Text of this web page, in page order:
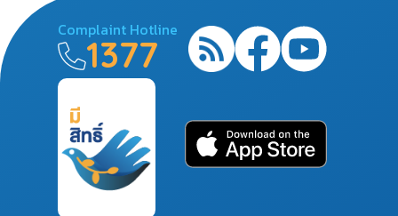
Complaint Hotline
1377